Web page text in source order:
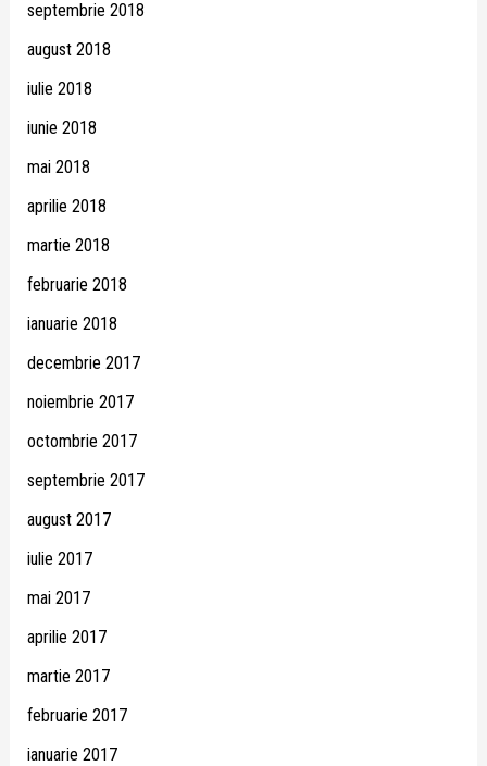
septembrie 2018
august 2018
iulie 2018
iunie 2018
mai 2018
aprilie 2018
martie 2018
februarie 2018
ianuarie 2018
decembrie 2017
noiembrie 2017
octombrie 2017
septembrie 2017
august 2017
iulie 2017
mai 2017
aprilie 2017
martie 2017
februarie 2017
ianuarie 2017